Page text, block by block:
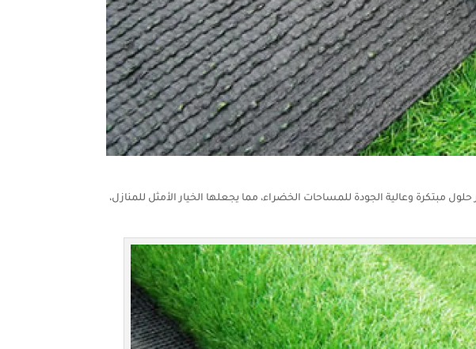
وعالية الجودة للمساحات الخضراء، مما يجعلها الخيار الأمثل للمنازل،